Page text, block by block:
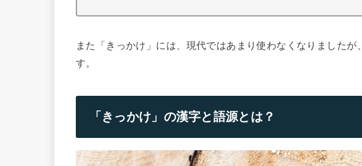
また「きっかけ」には、現代ではあまり使わなくなりましたが、
す。
「きっかけ」の漢字と語源とは？